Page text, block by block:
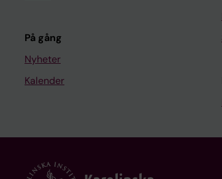
På gång
Nyheter
Kalender